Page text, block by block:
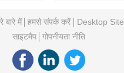
बारे में हमसे संपर्क करें
Desktop Site
साइटमैप
गोपनीयता नीति